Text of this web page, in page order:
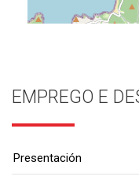
EMPREGO E
Presentación